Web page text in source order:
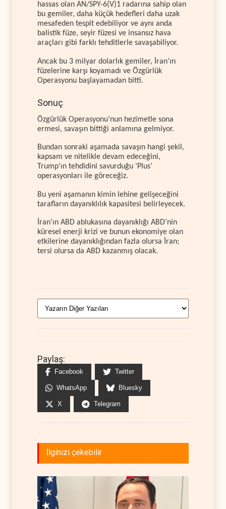
hassas olan AN/SPY-6(V)1 radarına sahip olan
bu gemiler, daha küçük hedefleri daha uzak
mesafeden tespit edebiliyor ve aynı anda
balistik füze, seyir füzesi ve insansız hava
araçları gibi farklı tehditlerle savaşabiliyor.
Ancak bu 3 milyar dolarlık gemiler, İran’ın
füzelerine karşı koyamadı ve Özgürlük
Operasyonu başlayamadan bitti.
Sonuç
Özgürlük Operasyonu’nun hezimetle sona
ermesi, savaşın bittiği anlamına gelmiyor.
Bundan sonraki aşamada savaşın hangi şekil,
kapsam ve nitelikle devam edeceğini,
Trump’ın tehdidini savurduğu ‘Plus’
operasyonları ile göreceğiz.
Bu yeni aşamanın kimin lehine gelişeceğini
tarafların dayanıklılık kapasitesi belirleyecek.
İran’ın ABD ablukasına dayanıklığı ABD’nin
küresel enerji krizi ve bunun ekonomiye olan
etkilerine dayanıklığından fazla olursa İran;
tersi olursa da ABD kazanmış olacak.
Paylaş:
Facebook Twitter
WhatsApp Bluesky
X Telegram
İlginizi çekebilir